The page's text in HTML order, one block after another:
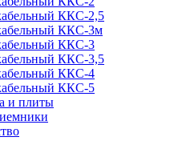
ККС-2,5
ККС-3м
ККС-3
ККС-3,5
ККС-4
ККС-5
и плиты